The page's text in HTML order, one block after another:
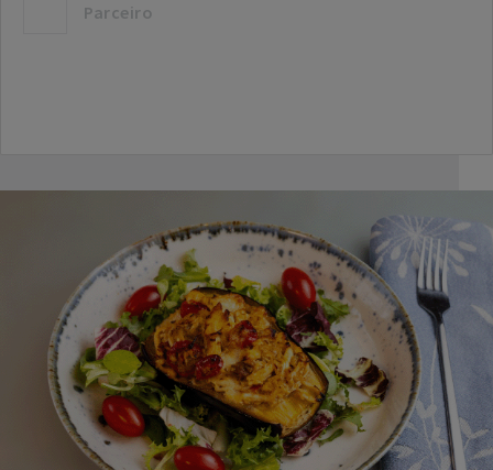
Parceiro